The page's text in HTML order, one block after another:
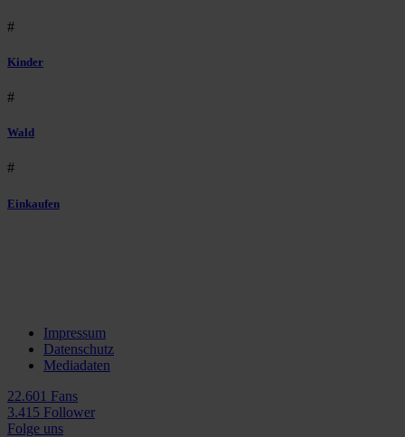
#
Kinder
#
Wald
#
Einkaufen
Impressum
Datenschutz
Mediadaten
22.601 Fans
3.415 Follower
Folge uns